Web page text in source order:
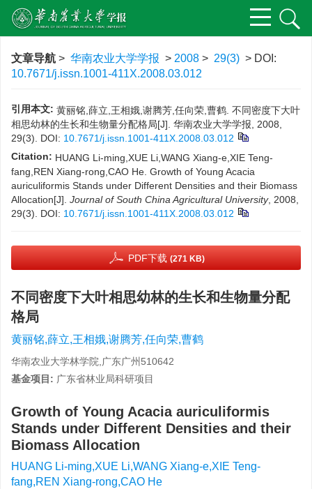
文章导航 > 华南农业大学学报 > 2008 > 29(3) > DOI:
10.7671/j.issn.1001-411X.2008.03.012
引用本文: 黄丽铭,薛立,王相娥,谢腾芳,任向荣,曹鹤. 不同密度下大叶
相思幼林的生长和生物量分配格局[J]. 华南农业大学学报, 2008,
29(3). DOI: 10.7671/j.issn.1001-411X.2008.03.012
Citation: HUANG Li-ming,XUE Li,WANG Xiang-e,XIE Teng-
fang,REN Xiang-rong,CAO He. Growth of Young Acacia
auriculiformis Stands under Different Densities and their Biomass
Allocation[J]. Journal of South China Agricultural University, 2008,
29(3). DOI: 10.7671/j.issn.1001-411X.2008.03.012
PDF下载 (271 KB)
不同密度下大叶相思幼林的生长和生物量分配
格局
黄丽铭,薛立,王相娥,谢腾芳,任向荣,曹鹤
华南农业大学林学院,广东广州510642
基金项目: 广东省林业局科研项目
Growth of Young Acacia auriculiformis
Stands under Different Densities and their
Biomass Allocation
HUANG Li-ming,XUE Li,WANG Xiang-e,XIE Teng-
fang,REN Xiang-rong,CAO He